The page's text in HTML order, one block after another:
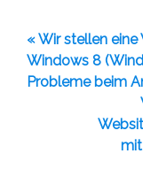
« Wir stellen
Windows 8
Probleme beim